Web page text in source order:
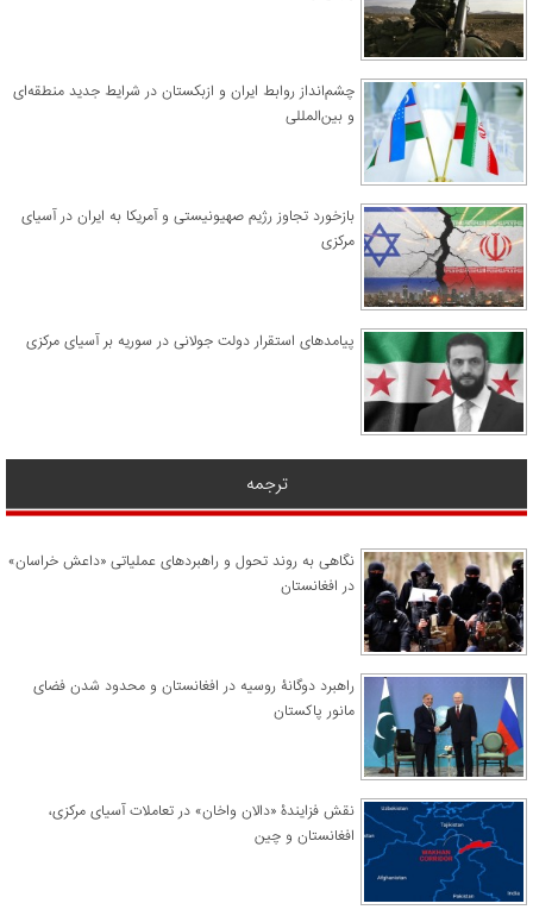
چشم‌انداز روابط ایران و ازبکستان در شرایط جدید منطقه‌ای
و بین‌المللی
​بازخورد تجاوز رژیم صهیونیستی و آمریکا به ایران در آسیای
مرکزی
پیامدهای استقرار دولت جولانی در سوریه بر آسیای مرکزی
ترجمه
نگاهی به روند تحول و راهبردهای عملیاتی «داعش خراسان»
در افغانستان
راهبرد دوگانۀ روسیه در افغانستان و محدود شدن فضای
مانور پاکستان
نقش فزایندۀ «دالان واخان» در تعاملات آسیای مرکزی،
افغانستان و چین